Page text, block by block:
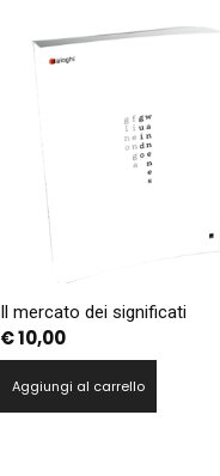
Il mercato dei significati
€10,00
Aggiungi al carrello